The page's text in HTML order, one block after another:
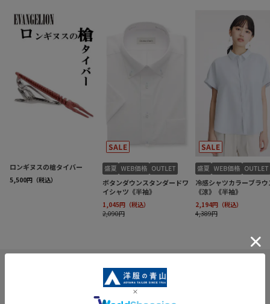
INFORMATION